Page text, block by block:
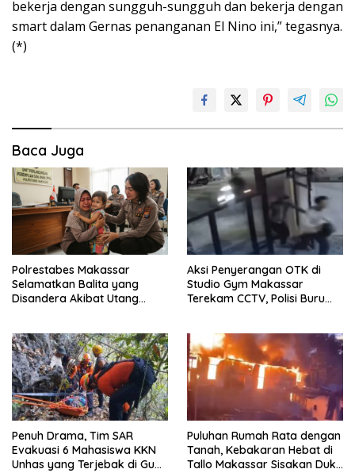
bekerja dengan sungguh-sungguh dan bekerja dengan
smart dalam Gernas penanganan El Nino ini,” tegasnya.
(*)
Baca Juga
Polrestabes Makassar
Selamatkan Balita yang
Disandera Akibat Utang
Aksi Penyerangan OTK di
Studio Gym Makassar
Terekam CCTV, Polisi Buru
Penuh Drama, Tim SAR
Evakuasi 6 Mahasiswa KKN
Unhas yang Terjebak di Gua
Puluhan Rumah Rata dengan
Tanah, Kebakaran Hebat di
Tallo Makassar Sisakan Duka